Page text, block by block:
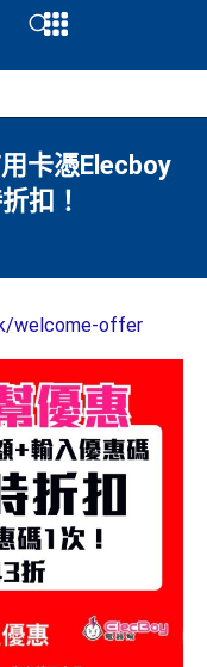
Open
卡憑Elecboy
扣！
welcome-offer